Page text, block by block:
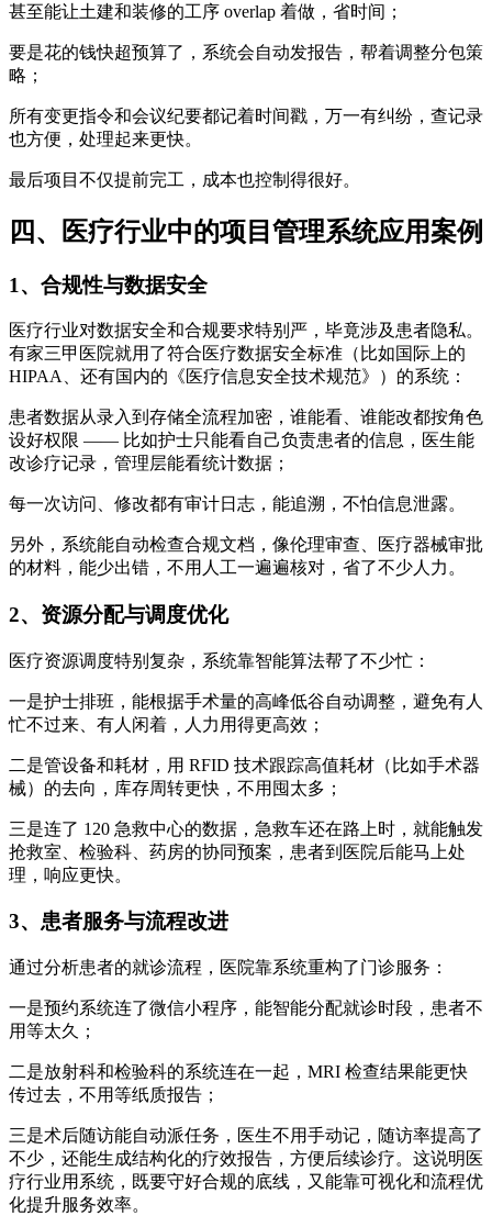
甚至能让土建和装修的工序 overlap 着做，省时间；
要是花的钱快超预算了，系统会自动发报告，帮着调整分包策
略；
所有变更指令和会议纪要都记着时间戳，万一有纠纷，查记录
也方便，处理起来更快。
最后项目不仅提前完工，成本也控制得很好。
四、医疗行业中的项目管理系统应用案例
1、合规性与数据安全
医疗行业对数据安全和合规要求特别严，毕竟涉及患者隐私。
有家三甲医院就用了符合医疗数据安全标准（比如国际上的
HIPAA、还有国内的《医疗信息安全技术规范》）的系统：
患者数据从录入到存储全流程加密，谁能看、谁能改都按角色
设好权限 —— 比如护士只能看自己负责患者的信息，医生能
改诊疗记录，管理层能看统计数据；
每一次访问、修改都有审计日志，能追溯，不怕信息泄露。
另外，系统能自动检查合规文档，像伦理审查、医疗器械审批
的材料，能少出错，不用人工一遍遍核对，省了不少人力。
2、资源分配与调度优化
医疗资源调度特别复杂，系统靠智能算法帮了不少忙：
一是护士排班，能根据手术量的高峰低谷自动调整，避免有人
忙不过来、有人闲着，人力用得更高效；
二是管设备和耗材，用 RFID 技术跟踪高值耗材（比如手术器
械）的去向，库存周转更快，不用囤太多；
三是连了 120 急救中心的数据，急救车还在路上时，就能触发
抢救室、检验科、药房的协同预案，患者到医院后能马上处
理，响应更快。
3、患者服务与流程改进
通过分析患者的就诊流程，医院靠系统重构了门诊服务：
一是预约系统连了微信小程序，能智能分配就诊时段，患者不
用等太久；
二是放射科和检验科的系统连在一起，MRI 检查结果能更快
传过去，不用等纸质报告；
三是术后随访能自动派任务，医生不用手动记，随访率提高了
不少，还能生成结构化的疗效报告，方便后续诊疗。这说明医
疗行业用系统，既要守好合规的底线，又能靠可视化和流程优
化提升服务效率。